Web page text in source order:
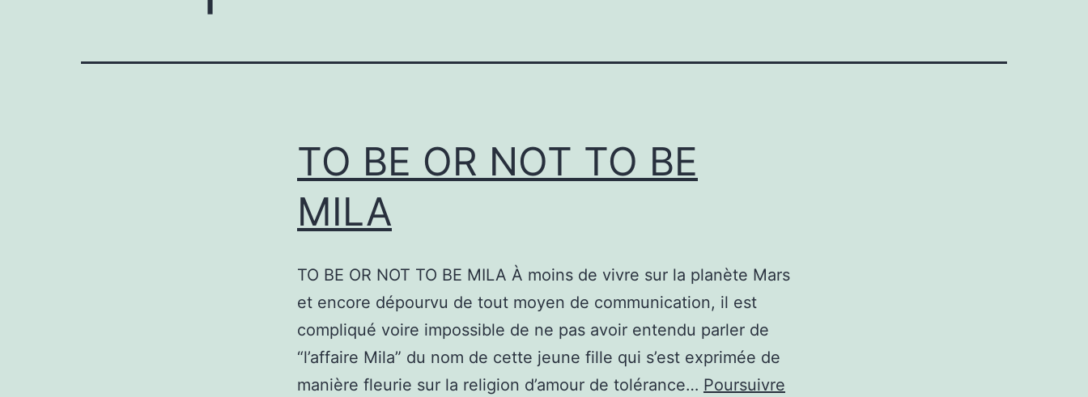
TO BE OR NOT TO BE
MILA
TO BE OR NOT TO BE MILA À moins de vivre sur la planète Mars
et encore dépourvu de tout moyen de communication, il est
compliqué voire impossible de ne pas avoir entendu parler de
“l’affaire Mila” du nom de cette jeune fille qui s’est exprimée de
manière fleurie sur la religion d’amour de tolérance… Poursuivre